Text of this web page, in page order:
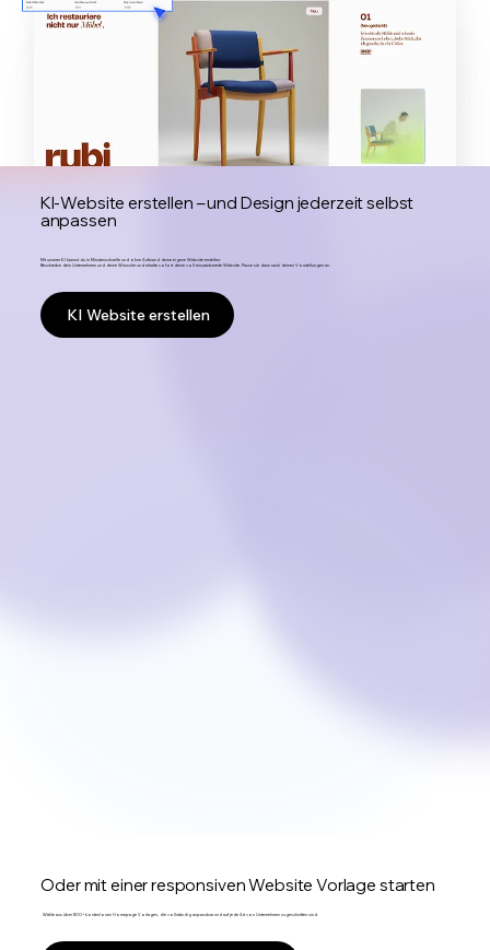
KI-Website erstellen – und Design jederzeit selbst
anpassen
Mit unserer KI kannst du in Minutenschnelle und ohne Aufwand deine eigene Website erstellen:
Beschreibe dein Unternehmen und deine Wünsche und erhalte sofort deine voll einsatzbereite Website. Passe sie dann nach deinen Vorstellungen an.
KI Website erstellen
Oder mit einer responsiven Website Vorlage starten
Wähle aus über 800+ kostenlosen Homepage Vorlagen, die vollständig anpassbar und auf jede Art von Unternehmen zugeschnitten sind.